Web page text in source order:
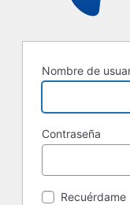
Nombre de
Contraseña
Recuérdame